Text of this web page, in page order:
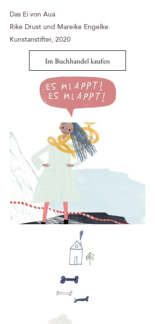
Das Ei von Aua
Rike Drust und Mareike Engelke
Kunstanstifter, 2020
Im Buchhandel kaufen